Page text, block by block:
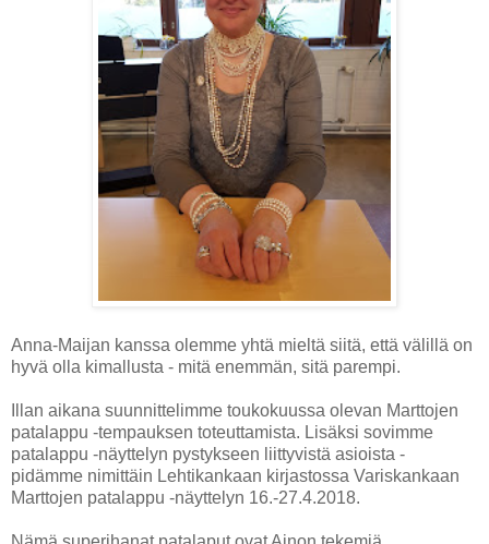
Anna-Maijan kanssa olemme yhtä mieltä siitä, että välillä on
hyvä olla kimallusta - mitä enemmän, sitä parempi.
Illan aikana suunnittelimme toukokuussa olevan Marttojen
patalappu -tempauksen toteuttamista. Lisäksi sovimme
patalappu -näyttelyn pystykseen liittyvistä asioista -
pidämme nimittäin Lehtikankaan kirjastossa Variskankaan
Marttojen patalappu -näyttelyn 16.-27.4.2018.